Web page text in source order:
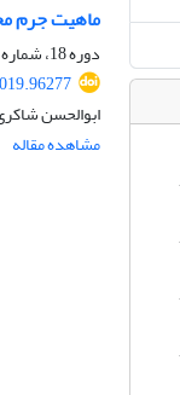
ماهیت جرم
دوره 18، شماره 39، پاییز 1398، صفحه
ابوالحسن
مشاهده مقاله